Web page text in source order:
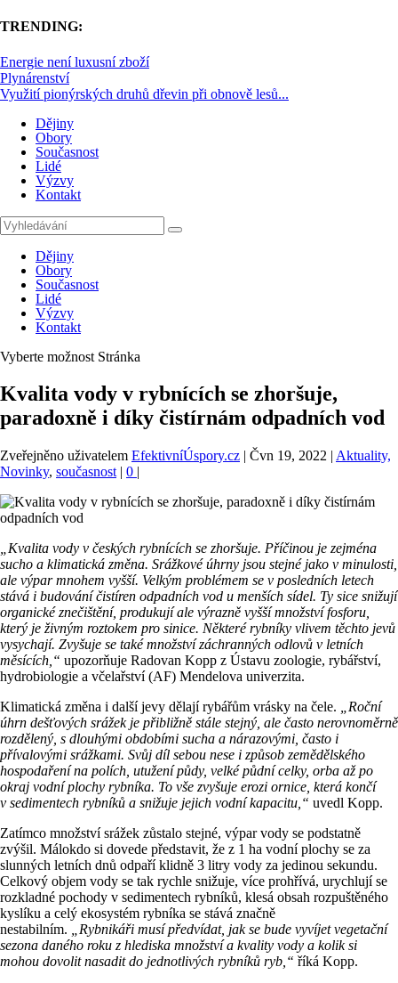
TRENDING:
Energie není luxusní zboží
Plynárenství
Využití pionýrských druhů dřevin při obnově lesů...
Dějiny
Obory
Současnost
Lidé
Výzvy
Kontakt
Dějiny
Obory
Současnost
Lidé
Výzvy
Kontakt
Vyberte možnost Stránka
Kvalita vody v rybnících se zhoršuje,
paradoxně i díky čistírnám odpadních vod
Zveřejněno uživatelem EfektivníÚspory.cz | Čvn 19, 2022 | Aktuality,
Novinky, současnost | 0 |
„Kvalita vody v českých rybnících se zhoršuje. Příčinou je zejména
sucho a klimatická změna. Srážkové úhrny jsou stejné jako v minulosti,
ale výpar mnohem vyšší. Velkým problémem se v posledních letech
stává i budování čistíren odpadních vod u menších sídel. Ty sice snižují
organické znečištění, produkují ale výrazně vyšší množství fosforu,
který je živným roztokem pro sinice. Některé rybníky vlivem těchto jevů
vysychají. Zvyšuje se také množství záchranných odlovů v letních
měsících,“ upozorňuje Radovan Kopp z Ústavu zoologie, rybářství,
hydrobiologie a včelařství (AF) Mendelova univerzita.
Klimatická změna i další jevy dělají rybářům vrásky na čele.
„Roční
úhrn dešťových srážek je přibližně stále stejný, ale často nerovnoměrně
rozdělený, s dlouhými obdobími sucha a nárazovými, často i
přívalovými srážkami. Svůj díl sebou nese i způsob zemědělského
hospodaření na polích, utužení půdy, velké půdní celky, orba až po
okraj vodní plochy rybníka. To vše zvyšuje erozi ornice, která končí
v sedimentech rybníků a snižuje jejich vodní kapacitu,“ uvedl Kopp.
Zatímco množství srážek zůstalo stejné, výpar vody se podstatně
zvýšil. Málokdo si dovede představit, že z 1 ha vodní plochy se za
slunných letních dnů odpaří klidně 3 litry vody za jedinou sekundu.
Celkový objem vody se tak rychle snižuje, více prohřívá, urychlují se
rozkladné pochody v sedimentech rybníků, klesá obsah rozpuštěného
kyslíku a celý ekosystém rybníka se stává značně
nestabilním.
„Rybnikáři musí předvídat, jak se bude vyvíjet vegetační
sezona daného roku z hlediska množství a kvality vody a kolik si
mohou dovolit nasadit do jednotlivých rybníků ryb,“ říká Kopp.